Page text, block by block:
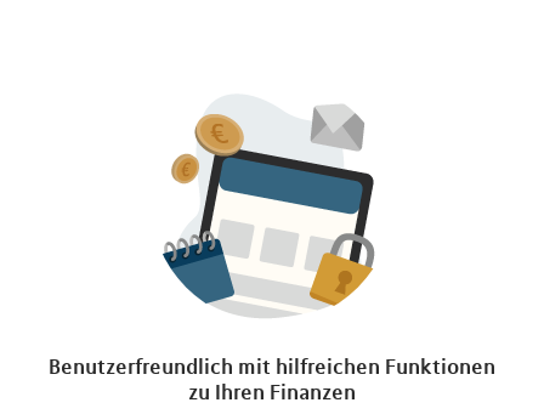
Benutzerfreundlich mit hilfreichen Funktionen
zu Ihren Finanzen